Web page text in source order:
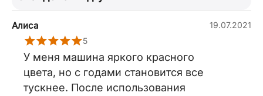
Алиса
19.07.2021
5
У меня машина яркого красного
цвета, но с годами становится все
тускнее. После использования